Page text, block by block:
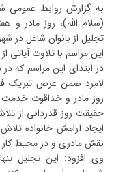
به گزارش روابط عمومی
(سلام الله)، روز مادر و
تجلیل از بانوان شاغل در
این مراسم با تلاوت آیاتی
در ابتدای این مراسم که در
لامِرد ضمن عرض تبریک
روز مادر و خداقوت خدمت
حقیقت روز قدردانی از
ایجاد آرامش خانواده
نقش مادری و در محیط کار
وی افزود: این تجلیل